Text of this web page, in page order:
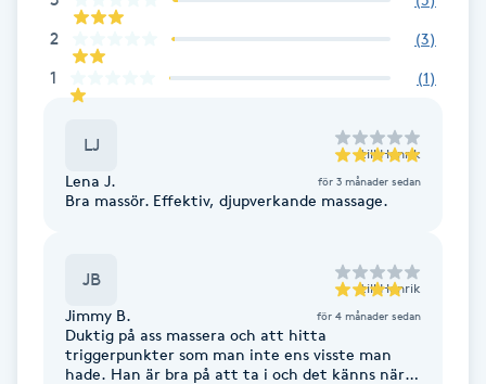
Face framing
Faceliftmassage
Fet hårbotten
Fibromassage
2 (3)
1 (1)
LJ till Henrik
Lena J. för 3 månader sedan
Bra massör. Effektiv, djupverkande massage.
JB till Henrik
Jimmy B. för 4 månader sedan
Duktig på ass massera och att hitta
triggerpunkter som man inte ens visste man
hade. Han är bra på att ta i och det känns när